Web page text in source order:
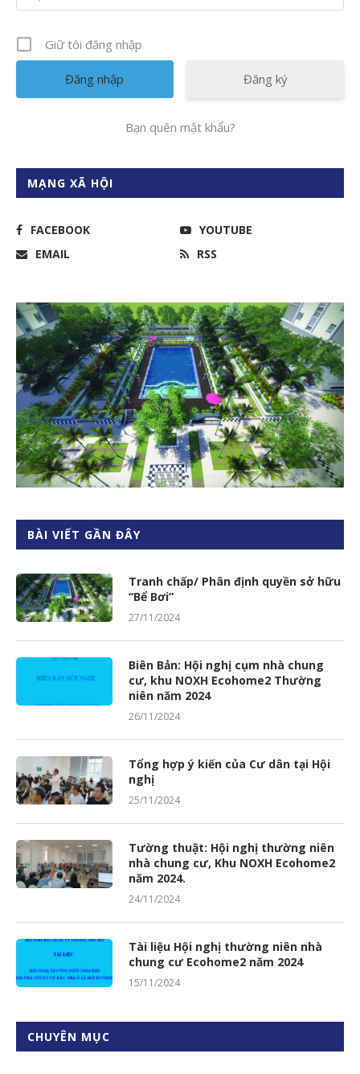
Giữ tôi đăng nhập
Đăng ký
Bạn quên mật khẩu?
MẠNG XÃ HỘI
FACEBOOK
YOUTUBE
EMAIL
RSS
BÀI VIẾT GẦN ĐÂY
Tranh chấp/ Phân định quyền sở hữu
“Bể Bơi”
27/11/2024
Biên Bản: Hội nghị cụm nhà chung
cư, khu NOXH Ecohome2 Thường
niên năm 2024
26/11/2024
Tổng hợp ý kiến của Cư dân tại Hội
nghị
25/11/2024
Tường thuật: Hội nghị thường niên
nhà chung cư, Khu NOXH Ecohome2
năm 2024.
24/11/2024
Tài liệu Hội nghị thường niên nhà
chung cư Ecohome2 năm 2024
15/11/2024
CHUYÊN MỤC